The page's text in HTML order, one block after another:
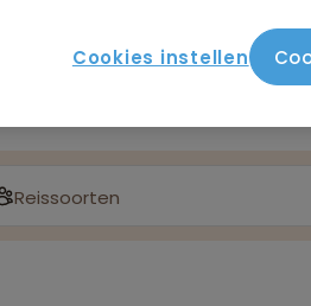
Reissoorten
Cookies instellen